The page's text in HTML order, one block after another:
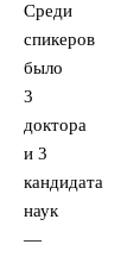
Среди
спикеров
было
3
доктора
и 3
кандидата
наук
—